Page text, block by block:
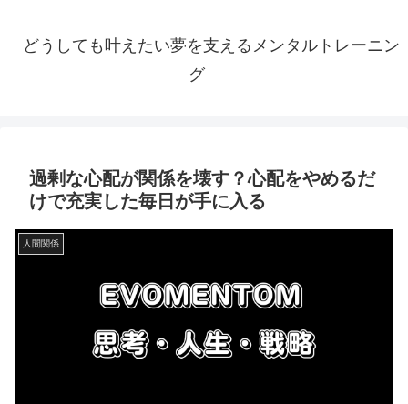
どうしても叶えたい夢を支えるメンタルトレーニン
グ
過剰な心配が関係を壊す？心配をやめるだ
けで充実した毎日が手に入る
人間関係